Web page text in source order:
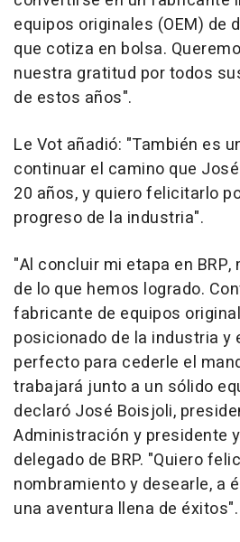
equipos originales (OEM) de
que cotiza en bolsa.
nuestra gratitud por todos
de estos años".
Le Vot añadió: "También es
continuar el camino que
20 años, y quiero felicitarlo
progreso de la industria".
"Al concluir mi etapa en
de lo que hemos logrado.
fabricante de equipos
posicionado de la industria y
perfecto para cederle el
trabajará junto a un sólido
declaró José Boisjoli,
Administración y presidente
delegado de BRP. "Quiero
nombramiento y desearle, a
una aventura llena de éxitos".